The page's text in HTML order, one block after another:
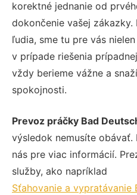
korektné jednanie od
dokončenie vašej zákazky.
ľudia, sme tu pre vás
v prípade riešenia
vždy berieme vážne a
spokojnosti.
Prevoz práčky Bad
výsledok nemusíte
nás pre viac informácií.
služby, ako napríklad
Sťahovanie a vypratávanie